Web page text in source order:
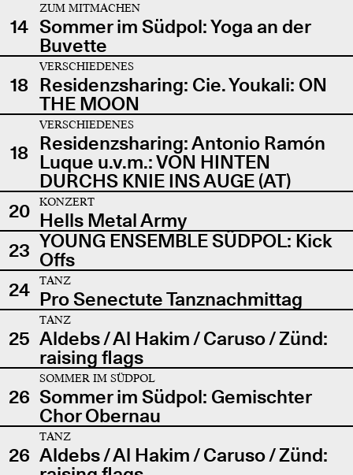
14
ZUM MITMACHEN
Sommer im Südpol: Yoga an der
Buvette
18
VERSCHIEDENES
Residenzsharing: Cie. Youkali: ON
THE MOON
18
VERSCHIEDENES
Residenzsharing: Antonio Ramón
Luque u.v.m.: VON HINTEN
DURCHS KNIE INS AUGE (AT)
20
KONZERT
Hells Metal Army
23 YOUNG ENSEMBLE SÜDPOL: Kick
Offs
24
TANZ
Pro Senectute Tanznachmittag
25
TANZ
Aldebs / Al Hakim / Caruso / Zünd:
raising flags
26
SOMMER IM SÜDPOL
Sommer im Südpol: Gemischter
Chor Obernau
26
TANZ
Aldebs / Al Hakim / Caruso / Zünd: